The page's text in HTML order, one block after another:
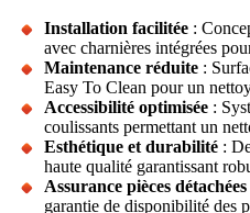
Installation facilitée :
avec charnières intégrées
Maintenance réduite :
Easy To Clean pour un
Accessibilité optimisée :
coulissants permettant un
Esthétique et durabilité :
haute qualité garantissant
Assurance pièces détachées
garantie de disponibilité des